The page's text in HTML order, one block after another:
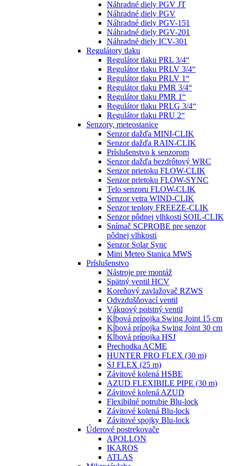
Náhradné diely PGV JT
Náhradné diely PGV
Náhradné diely PGV-151
Náhradné diely PGV-201
Náhradné diely ICV-301
Regulátory tlaku
Regulátor tlaku PRL 3/4“
Regulátor tlaku PRLV 3/4“
Regulátor tlaku PRLV 1“
Regulátor tlaku PMR 3/4“
Regulátor tlaku PMR 1“
Regulátor tlaku PRLG 3/4“
Regulátor tlaku PRU 2“
Senzory, meteostanice
Senzor dažďa MINI-CLIK
Senzor dažďa RAIN-CLIK
Príslušenstvo k senzorom
Senzor dažďa bezdrôtový WRC
Senzor prietoku FLOW-CLIK
Senzor prietoku FLOW-SYNC
Telo senzoru FLOW-CLIK
Senzor vetra WIND-CLIK
Senzor teploty FREEZE-CLIK
Senzor pôdnej vlhkosti SOIL-CLIK
Snímač SCPROBE pre senzor
pôdnej vlhkosti
Senzor Solar Sync
Mini Meteo Stanica MWS
Príslušenstvo
Nástroje pre montáž
Spätný ventil HCV
Koreňový zavlažovač RZWS
Odvzdušňovací ventil
Vákuový poistný ventil
Kĺbová prípojka Swing Joint 15 cm
Kĺbová prípojka Swing Joint 30 cm
Kĺbová prípojka HSJ
Prechodka ACME
HUNTER PRO FLEX (30 m)
SJ FLEX (25 m)
Závitové kolená HSBE
AZUD FLEXIBILE PIPE (30 m)
Závitové kolená AZUD
Flexibilné potrubie Blu-lock
Závitové kolená Blu-lock
Závitové spojky Blu-lock
Úderové postrekovače
APOLLON
IKAROS
ATLAS